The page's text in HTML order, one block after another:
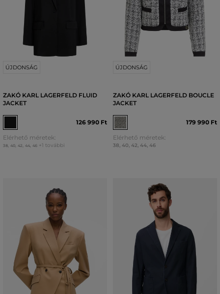
ÚJDONSÁG
ZAKÓ KARL LAGERFELD FLUID
JACKET
126 990 Ft
Elérhető méretek:
38, 40, 42 44, 46 +1 további
ÚJDONSÁG
ZAKÓ KARL LAGERFELD BOUCLE
JACKET
179 990 Ft
Elérhető méretek:
38, 40, 42, 44, 46